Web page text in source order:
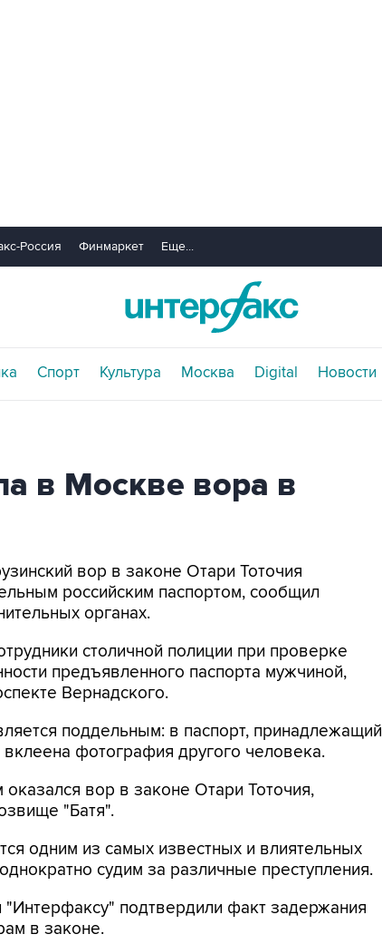
Россия Финмаркет Еще...
Спорт Культура Москва Digital Новости
в Москве вора в
вор в законе Отари Тоточия
российским паспортом, сообщил
органах.
столичной полиции при проверке
предъявленного паспорта мужчиной,
Вернадского.
поддельным: в паспорт, принадлежащий
фотография другого человека.
вор в законе Отари Тоточия,
"Батя".
одним из самых известных и влиятельных
судим за различные преступления.
подтвердили факт задержания
в законе.